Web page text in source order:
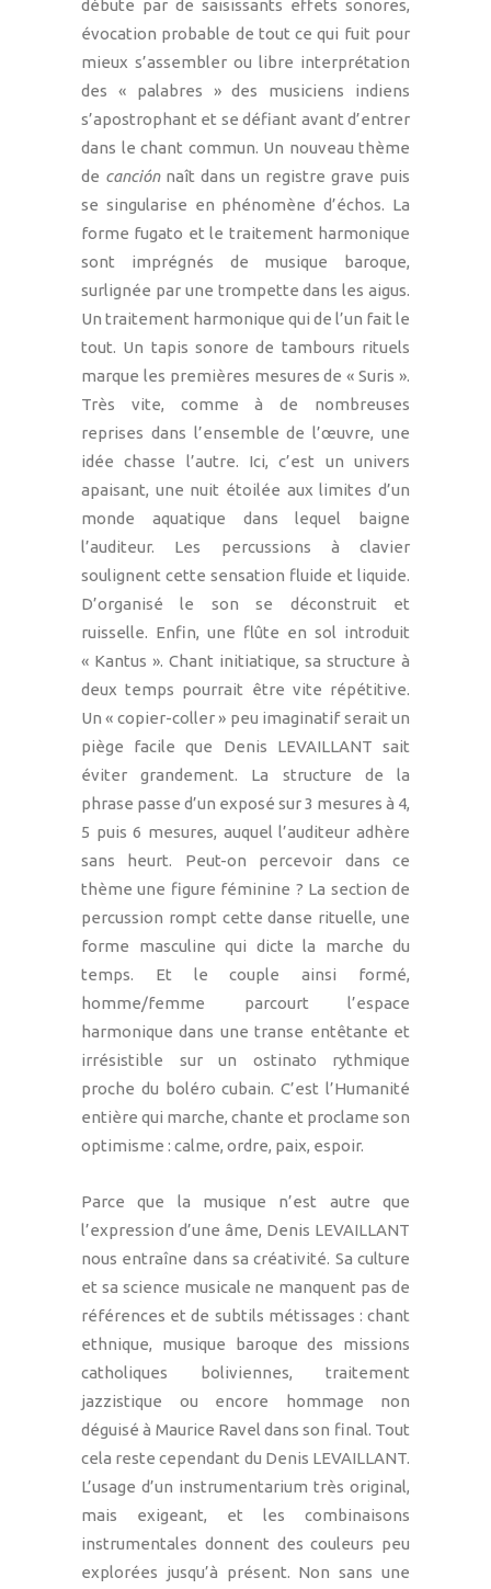
débute par de saisissants effets sonores,
évocation probable de tout ce qui fuit pour
mieux s’assembler ou libre interprétation
des « palabres » des musiciens indiens
s’apostrophant et se défiant avant d’entrer
dans le chant commun. Un nouveau thème
de canciónnaît dans un registre grave puis
se singularise en phénomène d’échos. La
forme fugato et le traitement harmonique
sont imprégnés de musique baroque,
surlignée par une trompette dans les aigus.
Un traitement harmonique qui de l’un fait le
tout. Un tapis sonore de tambours rituels
marque les premières mesures de « Suris ».
Très vite, comme à de nombreuses
reprises dans l’ensemble de l’œuvre, une
idée chasse l’autre. Ici, c’est un univers
apaisant, une nuit étoilée aux limites d’un
monde aquatique dans lequel baigne
l’auditeur. Les percussions à clavier
soulignent cette sensation fluide et liquide.
D’organisé le son se déconstruit et
ruisselle. Enfin, une flûte en sol introduit
« Kantus ». Chant initiatique, sa structure à
deux temps pourrait être vite répétitive.
Un « copier-coller » peu imaginatif serait un
piège facile que Denis LEVAILLANT sait
éviter grandement. La structure de la
phrase passe d’un exposé sur 3 mesures à 4,
5 puis 6 mesures, auquel l’auditeur adhère
sans heurt. Peut-on percevoir dans ce
thème une figure féminine ? La section de
percussion rompt cette danse rituelle, une
forme masculine qui dicte la marche du
temps. Et le couple ainsi formé,
homme/femme parcourt l’espace
harmonique dans une transe entêtante et
irrésistible sur un ostinato rythmique
proche du boléro cubain. C’est l’Humanité
entière qui marche, chante et proclame son
optimisme : calme, ordre, paix, espoir.
Parce que la musique n’est autre que
l’expression d’une âme, Denis LEVAILLANT
nous entraîne dans sa créativité. Sa culture
et sa science musicale ne manquent pas de
références et de subtils métissages : chant
ethnique, musique baroque des missions
catholiques boliviennes, traitement
jazzistique ou encore hommage non
déguisé à Maurice Ravel dans son final. Tout
cela reste cependant du Denis LEVAILLANT.
L’usage d’un instrumentarium très original,
mais exigeant, et les combinaisons
instrumentales donnent des couleurs peu
explorées jusqu’à présent. Non sans une